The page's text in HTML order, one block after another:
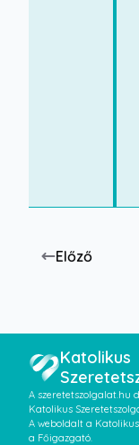
Előző
Katolikus
A szeretetszolgalat.hu
Katolikus
A weboldalt a
a Főigazgató.